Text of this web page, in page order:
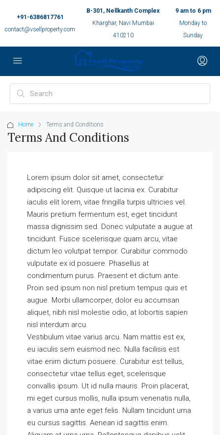
+91-6386817761
contact@vsellproperty.com
B-301, Nellkanth Complex
Kharghar, Navi Mumbai
410210
9 am to 6 pm
Monday to
Sunday
Home Terms and Conditions
Terms And Conditions
Lorem ipsum dolor sit amet, consectetur
adipiscing elit. Quisque ut lacinia ex. Curabitur
iaculis elit lorem, vitae fringilla turpis ultricies vel.
Mauris pretium fermentum est, eget tincidunt
massa dignissim sed. Donec vulputate a augue at
tincidunt. Fusce scelerisque quam arcu, vitae
dictum leo volutpat tempor. Curabitur commodo
vulputate ex id posuere. Phasellus at
condimentum purus. Praesent et dictum ante.
Proin sed ipsum non nisl pretium tempus quis et
augue. Morbi ullamcorper, dolor eu accumsan
aliquet, nibh nisl molestie odio, at lobortis sapien
nisl interdum arcu.
Vestibulum vitae varius arcu. Nam mattis est ex,
eu iaculis sem euismod nec. Nulla facilisis est
vitae enim dictum posuere. Curabitur est tellus,
consectetur vitae tellus eget, scelerisque
convallis ipsum. Ut id nulla mauris. Proin placerat,
mi eget cursus mollis, nulla ipsum venenatis nulla,
a varius urna ante eget felis. Nullam tincidunt urna
eu cursus sagittis. Aenean id sagittis enim.